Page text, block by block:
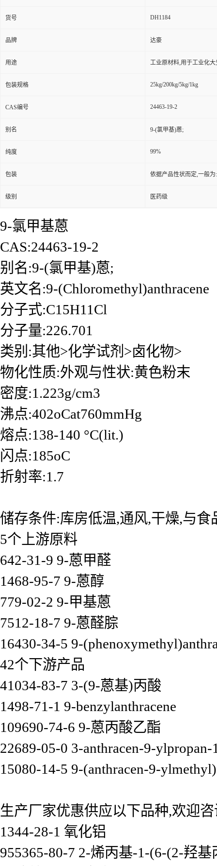
货号 DH1184
品牌 达豪
用途 工业原材料,用于工业化大
包装规格 25kg/200kg/5kg/1kg
CAS编号 24463-19-2
别名 9-(氯甲基)蒽;
纯度 99%
包装 依据产品性状而定,一般
级别 医药级
9-氯甲基蒽
CAS:24463-19-2
别名:9-(氯甲基)蒽;
英文名:9-(Chloromethyl)anthracene
分子式:C15H11Cl
分子量:226.701
类别:其他>化学试剂>卤化物>
物化性质:外观与性状:黄色粉末
密度:1.223g/cm3
沸点:402oCat760mmHg
熔点:138-140 °C(lit.)
闪点:185oC
折射率:1.7
储存条件:库房低温,通风,干燥,与食
5个上游原料
642-31-9 9-蒽甲醛
1468-95-7 9-蒽醇
779-02-2 9-甲基蒽
7512-18-7 9-蒽醛腙
16430-34-5 9-
42个下游产品
41034-83-7 3-(9-蒽基)丙酸
1498-71-1 9-benzylanthracene
109690-74-6 9-蒽丙酸乙酯
22689-05-0 3-anthracen-9-ylpropan-
15080-14-5 9-(anthracen-9-
生产厂家优惠供应以下品种,欢迎
1344-28-1 氧化铝
955365-80-7 2-烯丙基-1-(6-(2-羟